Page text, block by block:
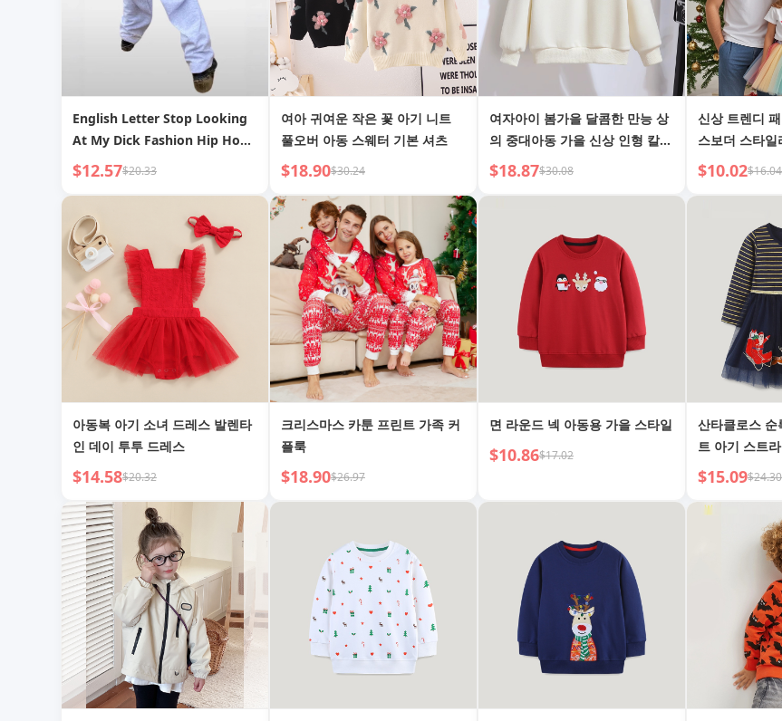
English Letter Stop Looking
At My Dick Fashion Hip Hop
Unisex
$12.57$20.33
여아 귀여운 작은 꽃 아기 니트
풀오버 아동 스웨터 기본 셔츠
$18.90$30.24
여자아이 봄가을 달콤한 만능 상
의 중대아동 가을 신상 인형 칼라
레이스 패션 긴팔 맨투맨 트렌드
$18.87$30.08
신상 트렌디
스보더 스타
$10.02$16.04
아동복 아기 소녀 드레스 발렌타
인 데이 투투 드레스
$14.58$20.32
크리스마스 카툰 프린트 가족 커
플룩
$18.90$26.97
면 라운드 넥 아동용 가을 스타일
$10.86$17.02
산타클로스 순
트 아기 스트
$15.09$24.30